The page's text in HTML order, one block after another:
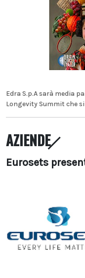
Edra S.p.A sarà media
Longevity Summit che
AZIENDE
Eurosets